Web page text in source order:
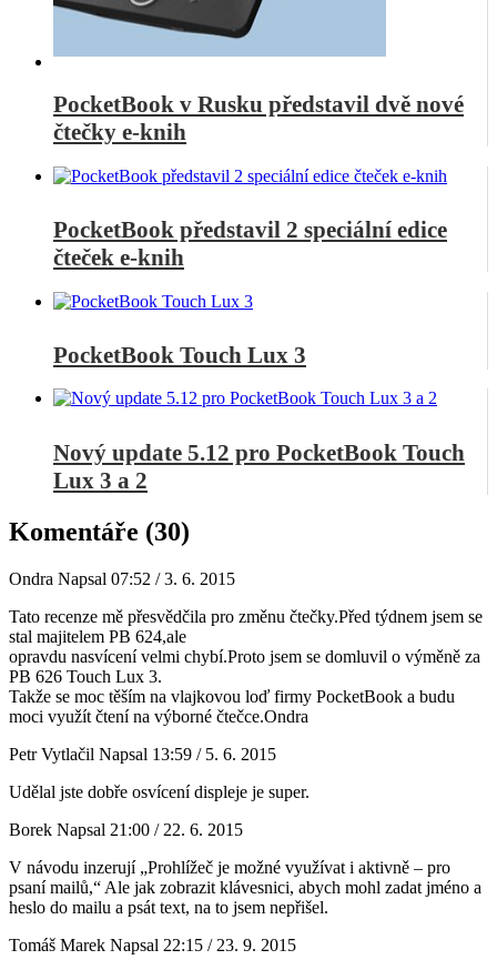
PocketBook v Rusku představil dvě nové
čtečky e-knih
PocketBook představil 2 speciální edice
čteček e-knih
PocketBook Touch Lux 3
Nový update 5.12 pro PocketBook Touch
Lux 3 a 2
Komentáře (30)
Ondra Napsal 07:52 / 3. 6. 2015
Tato recenze mě přesvědčila pro změnu čtečky.Před týdnem jsem se
stal majitelem PB 624,ale
opravdu nasvícení velmi chybí.Proto jsem se domluvil o výměně za
PB 626 Touch Lux 3.
Takže se moc těším na vlajkovou loď firmy PocketBook a budu
moci využít čtení na výborné čtečce.Ondra
Petr Vytlačil Napsal 13:59 / 5. 6. 2015
Udělal jste dobře osvícení displeje je super.
Borek Napsal 21:00 / 22. 6. 2015
V návodu inzerují „Prohlížeč je možné využívat i aktivně – pro
psaní mailů,“ Ale jak zobrazit klávesnici, abych mohl zadat jméno a
heslo do mailu a psát text, na to jsem nepřišel.
Tomáš Marek Napsal 22:15 / 23. 9. 2015